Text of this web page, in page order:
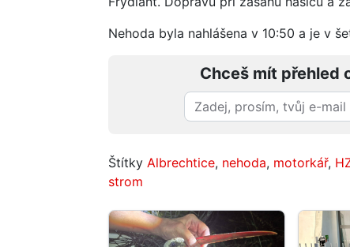
Nehoda byla nahlášena v 10:50 a je v
Chceš mít přehled
Štítky Albrechtice, nehoda, motorkář,
strom